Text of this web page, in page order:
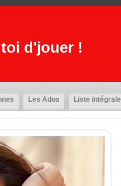
d'jouer !
Les Ados Liste intégrale